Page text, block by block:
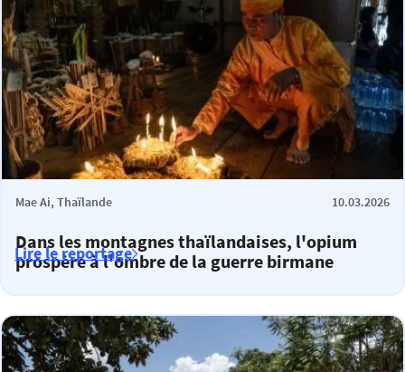
Mae Ai, Thaïlande 10.03.2026
Dans les montagnes thaïlandaises, l'opium
prospère à l'ombre de la guerre birmane
Lire le reportage